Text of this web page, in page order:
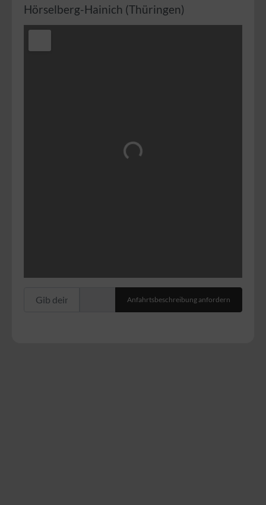
Hörselberg-Hainich (Thüringen)
Wird geladen …
Anfahrtsbeschreibung anfordern